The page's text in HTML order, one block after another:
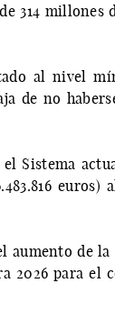
314 millones
al nivel
de no
Sistema
euros)
aumento de
2026 para el